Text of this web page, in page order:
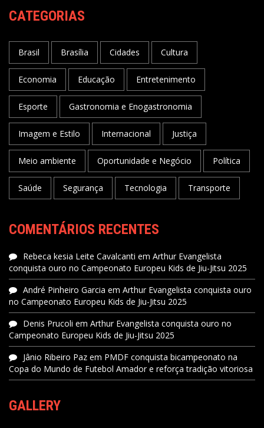
CATEGORIAS
Brasil Brasília Cidades Cultura
Economia Educação Entretenimento
Esporte Gastronomia e Enogastronomia
Imagem e Estilo Internacional Justiça
Meio ambiente Oportunidade e Negócio Política
Saúde Segurança Tecnologia Transporte
COMENTÁRIOS RECENTES
Rebeca kesia Leite Cavalcanti em Arthur Evangelista
conquista ouro no Campeonato Europeu Kids de Jiu-Jitsu 2025
André Pinheiro Garcia em Arthur Evangelista conquista ouro
no Campeonato Europeu Kids de Jiu-Jitsu 2025
Denis Prucoli em Arthur Evangelista conquista ouro no
Campeonato Europeu Kids de Jiu-Jitsu 2025
Jânio Ribeiro Paz em PMDF conquista bicampeonato na
Copa do Mundo de Futebol Amador e reforça tradição vitoriosa
GALLERY